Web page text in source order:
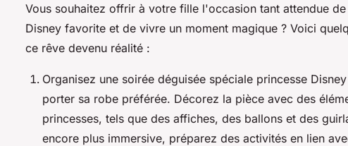
Vous souhaitez offrir à votre fille l'occasion tant attendue
Disney favorite et de vivre un moment magique ? Voici
ce rêve devenu réalité :
Organisez une soirée déguisée spéciale princesse
porter sa robe préférée. Décorez la pièce avec des
princesses, tels que des affiches, des ballons et des
encore plus immersive, préparez des activités en lien